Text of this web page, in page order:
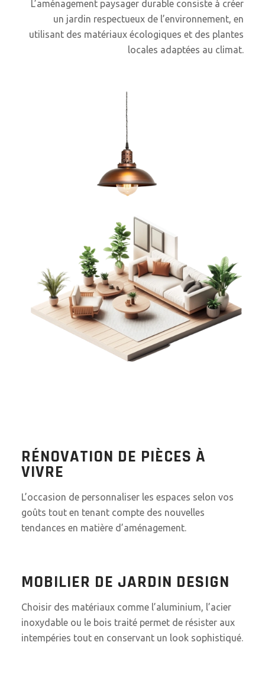
L’aménagement paysager durable consiste à créer
un jardin respectueux de l’environnement, en
utilisant des matériaux écologiques et des plantes
locales adaptées au climat.
RÉNOVATION DE PIÈCES À
VIVRE
L’occasion de personnaliser les espaces selon vos
goûts tout en tenant compte des nouvelles
tendances en matière d’aménagement.
MOBILIER DE JARDIN DESIGN
Choisir des matériaux comme l’aluminium, l’acier
inoxydable ou le bois traité permet de résister aux
intempéries tout en conservant un look sophistiqué.